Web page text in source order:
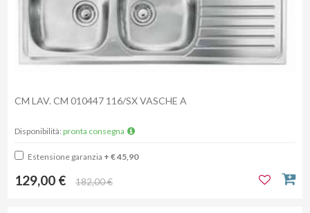
CM LAV. CM 010447 116/SX VASCHE A
Disponibilità: pronta consegna
Estensione garanzia + € 45,90
129,00 € 182,00 €